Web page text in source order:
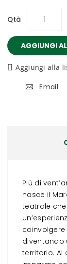
Qtà
AGGIUNGI
Aggiungi alla
Email
Più di
nasce il
teatrale
diventando
territorio. Al